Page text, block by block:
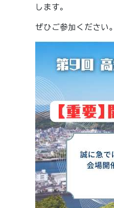
します。
ぜひご参加ください。